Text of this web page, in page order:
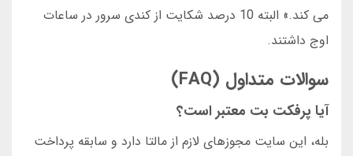
می کند.» البته 10 درصد شکایت از کندی سرور در ساعات
اوج داشتند.
سوالات متداول (FAQ)
آیا پرفکت بت معتبر است؟
بله، این سایت مجوزهای لازم از مالتا دارد و سابقه پرداخت